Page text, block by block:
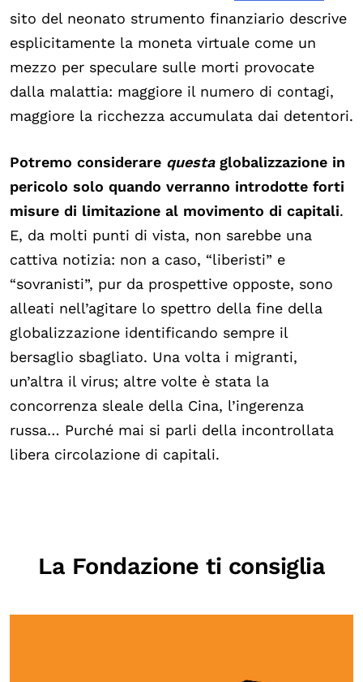
sito del neonato strumento finanziario descrive
esplicitamente la moneta virtuale come un
mezzo per speculare sulle morti provocate
dalla malattia: maggiore il numero di contagi,
maggiore la ricchezza accumulata dai detentori.
Potremo considerare questaglobalizzazione in
pericolo solo quando verranno introdotte forti
misure di limitazione al movimento di capitali.
E, da molti punti di vista, non sarebbe una
cattiva notizia: non a caso, “liberisti” e
“sovranisti”, pur da prospettive opposte, sono
alleati nell’agitare lo spettro della fine della
globalizzazione identificando sempre il
bersaglio sbagliato. Una volta i migranti,
un’altra il virus; altre volte è stata la
concorrenza sleale della Cina, l’ingerenza
russa… Purché mai si parli della incontrollata
libera circolazione di capitali.
La Fondazione ti consiglia